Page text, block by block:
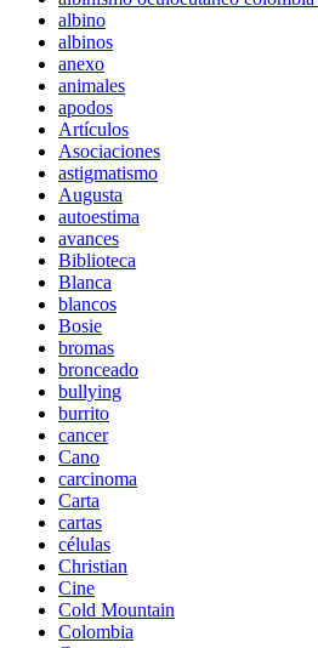
albino
albinos
anexo
animales
apodos
Artículos
Asociaciones
astigmatismo
Augusta
autoestima
avances
Biblioteca
Blanca
blancos
Bosie
bromas
bronceado
bullying
burrito
cancer
Cano
carcinoma
Carta
cartas
células
Christian
Cine
Cold Mountain
Colombia